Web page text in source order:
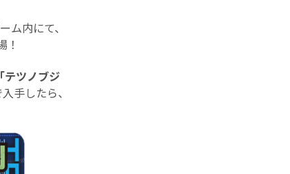
内にて、
！
テツノブジ
手したら、